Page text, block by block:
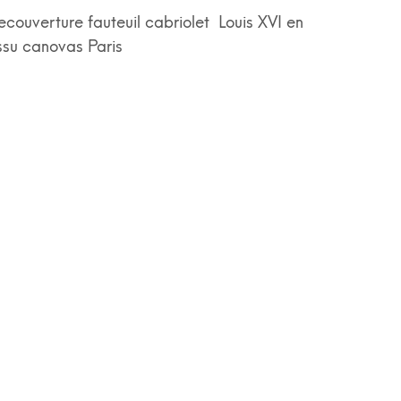
fauteuil cabriolet Louis XVI en
canovas Paris